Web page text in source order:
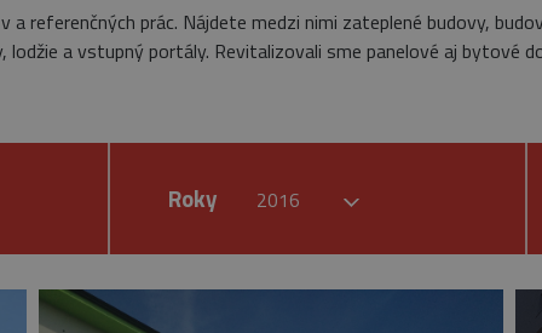
referenčných prác. Nájdete medzi nimi zateplené budovy,
lodžie a vstupný portály. Revitalizovali sme panelové aj bytové
Roky 2016